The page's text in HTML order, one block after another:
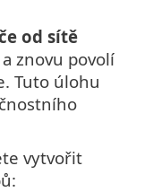
od sítě
a znovu povolí
Tuto úlohu
vytvořit